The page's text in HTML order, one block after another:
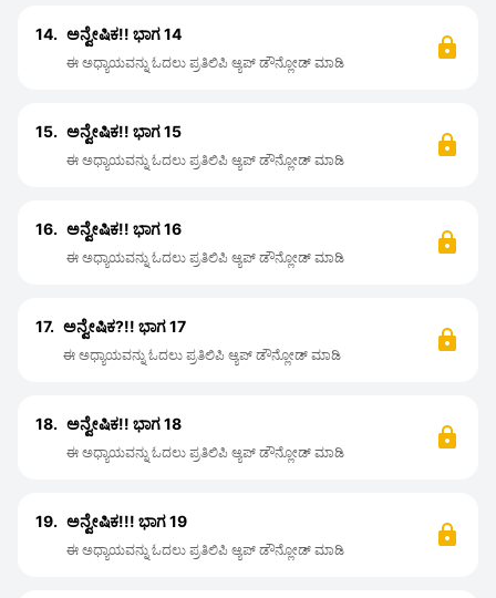
14. ಅನ್ವೇಷಿಕ!! ಭಾಗ 14
ಈ ಅಧ್ಯಾಯವನ್ನು ಓದಲು ಪ್ರತಿಲಿಪಿ ಆ್ಯಪ್ ಡೌನ್ಲೋಡ್ ಮಾಡಿ
15. ಅನ್ವೇಷಿಕ!! ಭಾಗ 15
ಈ ಅಧ್ಯಾಯವನ್ನು ಓದಲು ಪ್ರತಿಲಿಪಿ ಆ್ಯಪ್ ಡೌನ್ಲೋಡ್ ಮಾಡಿ
16. ಅನ್ವೇಷಿಕ!! ಭಾಗ 16
ಈ ಅಧ್ಯಾಯವನ್ನು ಓದಲು ಪ್ರತಿಲಿಪಿ ಆ್ಯಪ್ ಡೌನ್ಲೋಡ್ ಮಾಡಿ
17. ಅನ್ವೇಷಿಕ?!! ಭಾಗ 17
ಈ ಅಧ್ಯಾಯವನ್ನು ಓದಲು ಪ್ರತಿಲಿಪಿ ಆ್ಯಪ್ ಡೌನ್ಲೋಡ್ ಮಾಡಿ
18. ಅನ್ವೇಷಿಕ!! ಭಾಗ 18
ಈ ಅಧ್ಯಾಯವನ್ನು ಓದಲು ಪ್ರತಿಲಿಪಿ ಆ್ಯಪ್ ಡೌನ್ಲೋಡ್ ಮಾಡಿ
19. ಅನ್ವೇಷಿಕ!!! ಭಾಗ 19
ಈ ಅಧ್ಯಾಯವನ್ನು ಓದಲು ಪ್ರತಿಲಿಪಿ ಆ್ಯಪ್ ಡೌನ್ಲೋಡ್ ಮಾಡಿ